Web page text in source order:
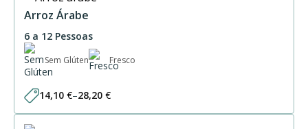
Arroz Árabe
6 a 12 Pessoas
Sem Glúten Fresco
14,10 €–28,20 €
Price
range: